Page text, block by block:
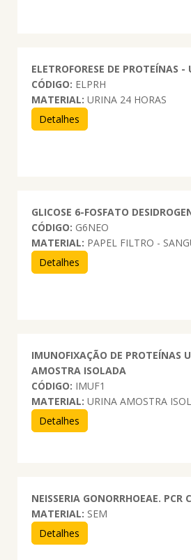
ELETROFORESE DE PROTEÍNAS
CÓDIGO: ELPRH
MATERIAL: URINA 24 HORAS
Detalhes
GLICOSE 6-FOSFATO
CÓDIGO: G6NEO
MATERIAL: PAPEL FILTRO -
Detalhes
IMUNOFIXAÇÃO DE PROTEÍNAS
AMOSTRA ISOLADA
CÓDIGO: IMUF1
MATERIAL: URINA AMOSTRA
Detalhes
NEISSERIA GONORRHOEAE. PCR
MATERIAL: SEM
Detalhes